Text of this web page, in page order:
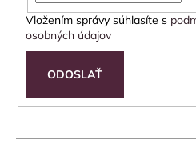
Vložením správy súhlasíte s
osobných údajov
ODOSLAŤ
r